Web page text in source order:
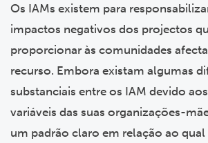
Os IAMs existem para
impactos negativos dos projectos
proporcionar às comunidades
recurso. Embora existam algumas
substanciais entre os IAM devido
variáveis das suas organizações-
um padrão claro em relação ao